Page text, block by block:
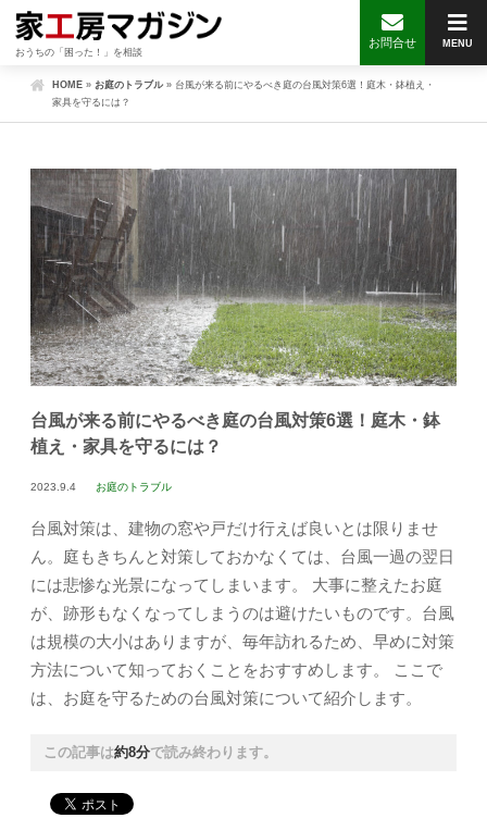
おうちの「困った！」を相談
MENU
お問合せ
HOME » お庭のトラブル » 台風が来る前にやるべき庭の台風対策6選！庭木・鉢植え・
家具を守るには？
台風が来る前にやるべき庭の台風対策6選！庭木・鉢
植え・家具を守るには？
2023.9.4 お庭のトラブル
台風対策は、建物の窓や戸だけ行えば良いとは限りませ
ん。庭もきちんと対策しておかなくては、台風一過の翌日
には悲惨な光景になってしまいます。 大事に整えたお庭
が、跡形もなくなってしまうのは避けたいものです。台風
は規模の大小はありますが、毎年訪れるため、早めに対策
方法について知っておくことをおすすめします。 ここで
は、お庭を守るための台風対策について紹介します。
この記事は約8分で読み終わります。